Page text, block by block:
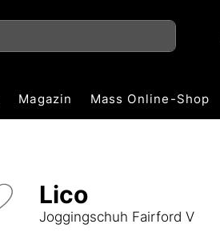
Magazin Mass Online-Shop
Lico
Joggingschuh Fairford V